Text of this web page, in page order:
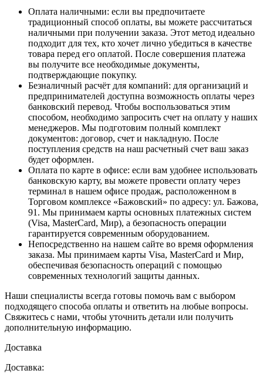
Оплата наличными: если вы предпочитаете
традиционный способ оплаты, вы можете рассчитаться
наличными при получении заказа. Этот метод идеально
подходит для тех, кто хочет лично убедиться в качестве
товара перед его оплатой. После совершения платежа
вы получите все необходимые документы,
подтверждающие покупку.
Безналичный расчёт для компаний: для организаций и
предпринимателей доступна возможность оплаты через
банковский перевод. Чтобы воспользоваться этим
способом, необходимо запросить счет на оплату у наших
менеджеров. Мы подготовим полный комплект
документов: договор, счет и накладную. После
поступления средств на наш расчетный счет ваш заказ
будет оформлен.
Оплата по карте в офисе: если вам удобнее использовать
банковскую карту, вы можете провести оплату через
терминал в нашем офисе продаж, расположенном в
Торговом комплексе «Бажовский» по адресу: ул. Бажова,
91. Мы принимаем карты основных платежных систем
(Visa, MasterCard, Мир), а безопасность операции
гарантируется современным оборудованием.
Непосредственно на нашем сайте во время оформления
заказа. Мы принимаем карты Visa, MasterCard и Мир,
обеспечивая безопасность операций с помощью
современных технологий защиты данных.
Наши специалисты всегда готовы помочь вам с выбором
подходящего способа оплаты и ответить на любые вопросы.
Свяжитесь с нами, чтобы уточнить детали или получить
дополнительную информацию.
Доставка
Доставка: